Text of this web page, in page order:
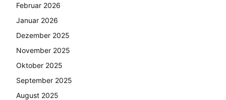
Februar 2026
Januar 2026
Dezember 2025
November 2025
Oktober 2025
September 2025
August 2025